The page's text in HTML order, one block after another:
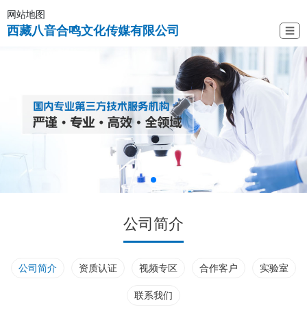
网站地图
西藏八音合鸣文化传媒有限公司 ☰
公司简介
公司简介 资质认证 视频专区 合作客户 实验室
联系我们